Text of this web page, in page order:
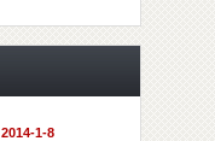
2014-1-8